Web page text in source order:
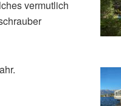
vermutlich